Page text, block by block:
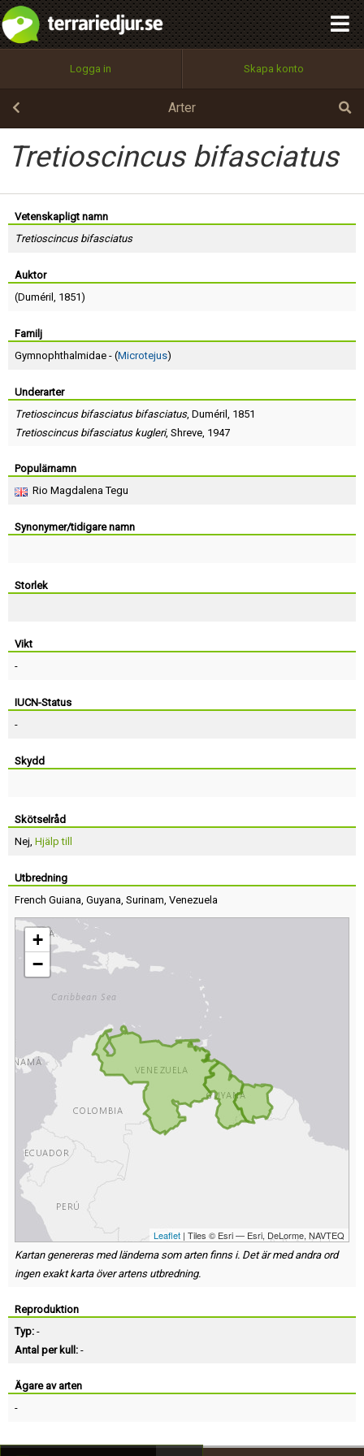
Logga in Skapa konto
Arter
Tretioscincus bifasciatus
Vetenskapligt namn
Tretioscincus bifasciatus
Auktor
(Duméril , 1851)
Familj
Gymnophthalmidae - (Microtejus)
Underarter
Tretioscincus bifasciatus bifasciatus, Duméril , 1851
Tretioscincus bifasciatus kugleri, Shreve, 1947
Populärnamn
Rio Magdalena Tegu
Synonymer/tidigare namn
Storlek
Vikt
-
IUCN-Status
-
Skydd
Skötselråd
Nej, Hjälp till
Utbredning
French Guiana, Guyana, Surinam, Venezuela
+
−
Leaflet | Tiles © Esri — Esri, DeLorme, NAVTEQ
Kartan genereras med länderna som arten finns i. Det är med andra ord
ingen exakt karta över artens utbredning.
Reproduktion
Typ: -
Antal per kull: -
Ägare av arten
-
Utför
100%
OK
integritetspolicy
Namn:
Epost:
Lösenord:
Terms of Service
Skapa konto
Begär nytt lösenord
Tillbaka till förstasidan